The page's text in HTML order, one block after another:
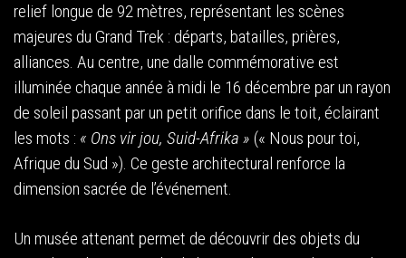
relief longue de 92 mètres, représentant les scènes
majeures du Grand Trek : départs, batailles, prières,
alliances. Au centre, une dalle commémorative est
illuminée chaque année à midi le 16 décembre par un rayon
de soleil passant par un petit orifice dans le toit, éclairant
les mots : « Ons vir jou, Suid-Afrika » (« Nous pour toi,
Afrique du Sud »). Ce geste architectural renforce la
dimension sacrée de l’événement.
Un musée attenant permet de découvrir des objets du